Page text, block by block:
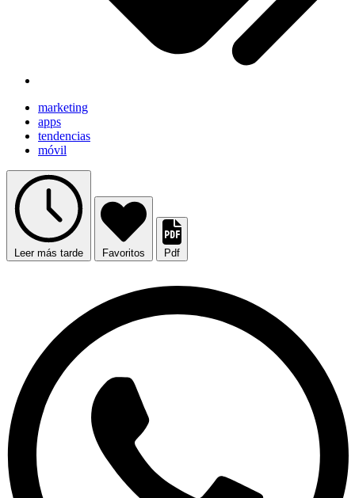
marketing
apps
tendencias
móvil
Leer más tarde Favoritos Pdf